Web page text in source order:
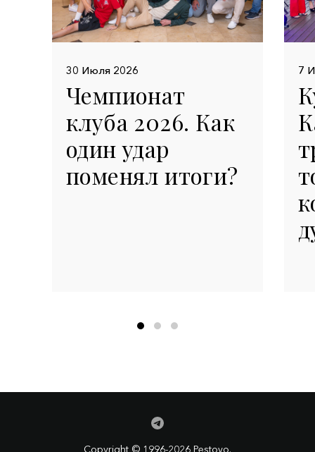
30 Июля 2026
Чемпионат
клуба 2026. Как
один удар
поменял итоги?
7